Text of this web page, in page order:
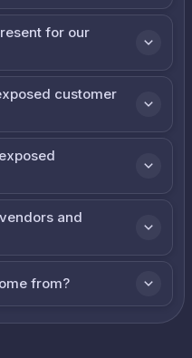
for our
customer
and
from?